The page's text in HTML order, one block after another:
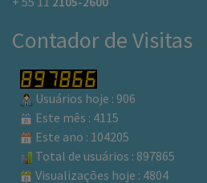
Este mês : 4115
Total de usuários : 897865
Visualizações hoje : 4804
Total de visualizações : 3352447
Quem esta online : 7